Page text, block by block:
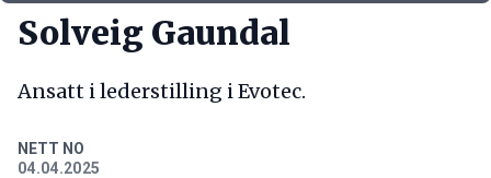
Solveig Gaundal
Ansatt i lederstilling i Evotec.
NETT NO
04.04.2025